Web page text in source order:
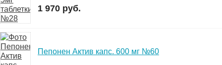
1 970 руб.
Пепонен Актив капс. 600 мг №60